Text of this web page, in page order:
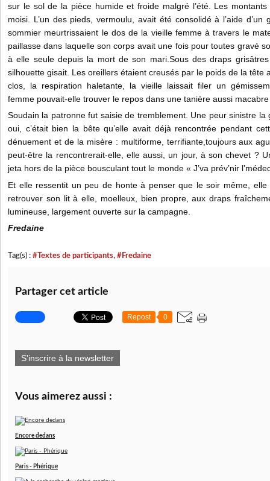
sur le sol de la pièce humide et froide malgré l’été. Les
moisi. L’un des pieds, vermoulu, avait été consolidé à l’aide
sommier meurtrissaient le dos de la vieille femme à travers le
paillasse dans laquelle son corps avait une fois pour toutes gravé
à elle seule depuis la mort de son mari.Sous des draps
silhouette gisait. Les oreillers étaient creusés par le poids de la tête
clos, la respiration haletante, la vieille laissait filer un
femme pouvait-elle trouver le repos dans une tanière aussi
Soudain la patronne fut saisie de tremblement. Une peur sinistre la
oui, c’était bien la bête qu’elle avait déjà rencontrée pendant
dénuement et de la misère : multiforme, terrifiante,toujours aux
peut-être la rencontrerait-elle, elle aussi, un jour, à son chevet ?
jeta hors de la pièce bousculant tout le monde « J’va prév’nir
Et elle ressentit un peu de honte à penser que le soir même, elle
retrouver son lit à elle, moelleux, bien propre, aux draps
lumineuse, largement ouverte sur la campagne.
Fredaine
Tag(s) : #Textes de participants, #Fredaine
Partager cet article
Repost 0
S'inscrire à la newsletter
Vous aimerez aussi :
Encore dedans
Paris - Phérique